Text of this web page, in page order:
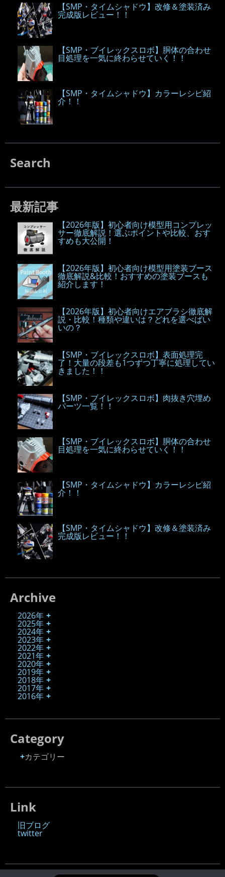
【SMP・タイムシャドウ】改修＆塗装済み
完成版レビュー！！
【SMP・ブイレックスロボ】胴体の合わせ
目処理を一気に終わらせていく！！
【SMP・タイムシャドウ】カラーレシピ紹
介！！
Search
最新記事
【2026年版】初心者向け模型用コンプレッ
サー徹底解説！選ぶポイントや比較、おす
すめも大公開！
【2026年版】初心者向け模型用塗装ブース
徹底解説&比較！おすすめの塗装ブースも
紹介します！
【2026年版】初心者向けエアブラシ徹底解
説・比較！種類や違いは？どれを選べばい
いの？
【SMP・ブイレックスロボ】表面処理完
了！大量の段差も1つずつ丁寧に処理してい
きました！！
【SMP・ブイレックスロボ】肉抜き穴埋め
パーツ一覧！！
【SMP・ブイレックスロボ】胴体の合わせ
目処理を一気に終わらせていく！！
【SMP・タイムシャドウ】カラーレシピ紹
介！！
【SMP・タイムシャドウ】改修＆塗装済み
完成版レビュー！！
Archive
2026年
2025年
2024年
2023年
2022年
2021年
2020年
2019年
2018年
2017年
2016年
Category
カテゴリー
Link
旧ブログ
twitter